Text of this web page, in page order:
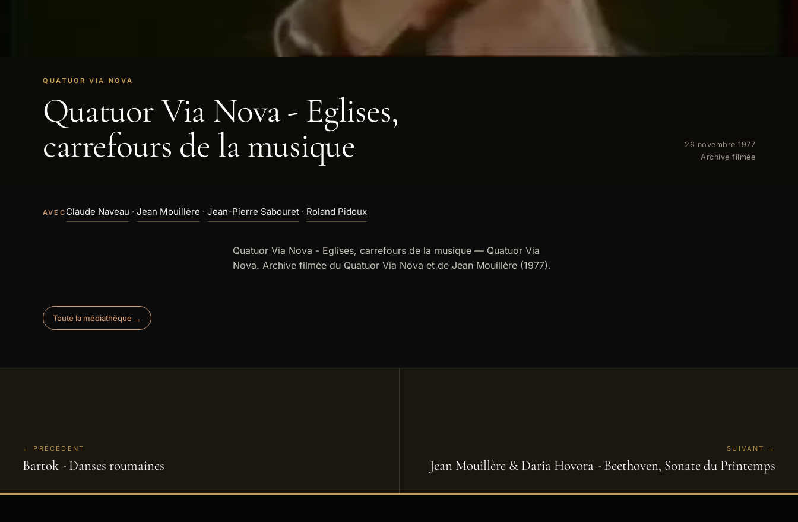
VOIR LA VIDÉO
QUATUOR VIA NOVA
Quatuor Via Nova - Eglises,
carrefours de la musique
26 novembre 1977
Archive filmée
AVEC Claude Naveau · Jean Mouillère · Jean-Pierre Sabouret· Roland Pidoux
Quatuor Via Nova - Eglises, carrefours de la musique — Quatuor Via
Nova. Archive filmée du Quatuor Via Nova et de Jean Mouillère (1977).
Toute la médiathèque →
← PRÉCÉDENT
Bartok - Danses roumaines
SUIVANT →
Jean Mouillère & Daria Hovora - Beethoven, Sonate du Printemps